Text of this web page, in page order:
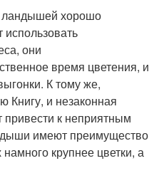
ландышей хорошо
они
время цветения, и
К тому же,
и незаконная
к неприятным
имеют преимущество
крупнее цветки, а